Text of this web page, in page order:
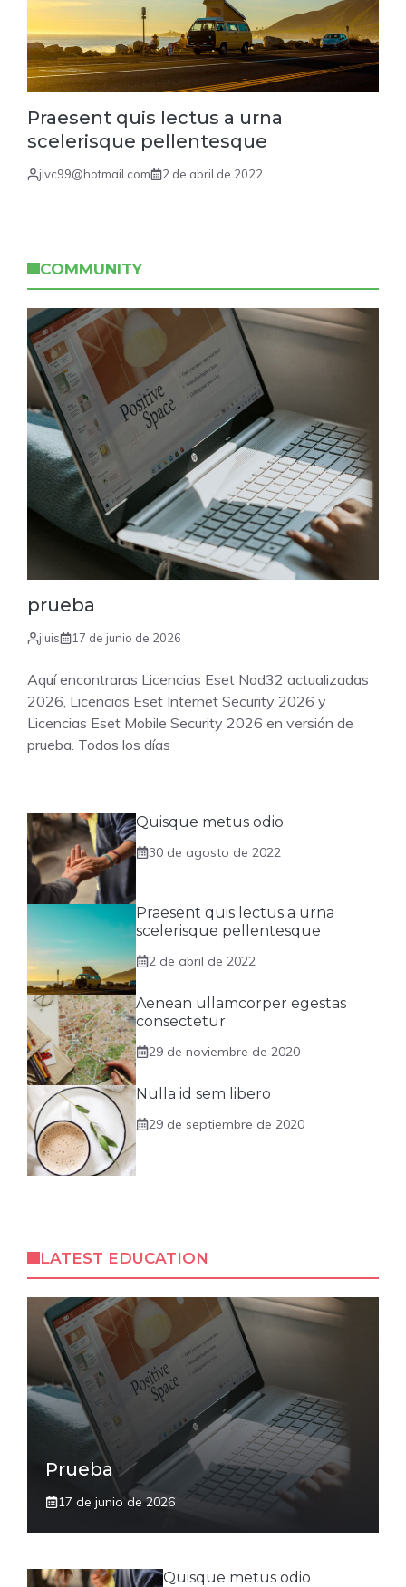
Praesent quis lectus a urna
scelerisque pellentesque
jlvc99@hotmail.com 2 de abril de 2022
COMMUNITY
prueba
jluis 17 de junio de 2026
Aquí encontraras Licencias Eset Nod32 actualizadas
2026, Licencias Eset Internet Security 2026 y
Licencias Eset Mobile Security 2026 en versión de
prueba. Todos los días
Quisque metus odio
30 de agosto de 2022
Praesent quis lectus a urna
scelerisque pellentesque
2 de abril de 2022
Aenean ullamcorper egestas
consectetur
29 de noviembre de 2020
Nulla id sem libero
29 de septiembre de 2020
LATEST EDUCATION
Prueba
17 de junio de 2026
Quisque metus odio